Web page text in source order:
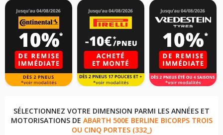
SÉLECTIONNEZ VOTRE DIMENSION PARMI LES ANNÉES ET
MOTORISATIONS DE ABARTH 500E BERLINE BICORPS TROIS
OU CINQ PORTES (332_)